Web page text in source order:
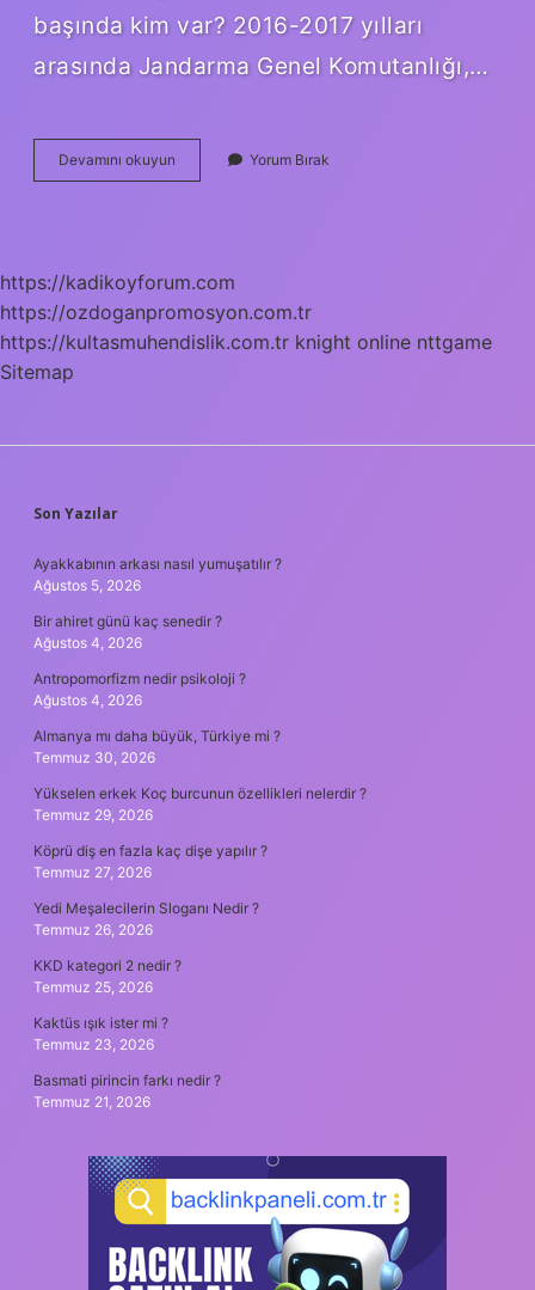
başında kim var? 2016-2017 yılları
arasında Jandarma Genel Komutanlığı,…
Devamını okuyun
Adına
Kimdir
Yorum Bırak
https://kadikoyforum.com
https://ozdoganpromosyon.com.tr
https://kultasmuhendislik.com.tr knight online nttgame
Sitemap
SIDEBAR
Son Yazılar
Ayakkabının arkası nasıl yumuşatılır ?
Ağustos 5, 2026
Bir ahiret günü kaç senedir ?
Ağustos 4, 2026
Antropomorfizm nedir psikoloji ?
Ağustos 4, 2026
Almanya mı daha büyük, Türkiye mi ?
Temmuz 30, 2026
Yükselen erkek Koç burcunun özellikleri nelerdir ?
Temmuz 29, 2026
Köprü diş en fazla kaç dişe yapılır ?
Temmuz 27, 2026
Yedi Meşalecilerin Sloganı Nedir ?
Temmuz 26, 2026
KKD kategori 2 nedir ?
Temmuz 25, 2026
Kaktüs ışık ister mi ?
Temmuz 23, 2026
Basmati pirincin farkı nedir ?
Temmuz 21, 2026